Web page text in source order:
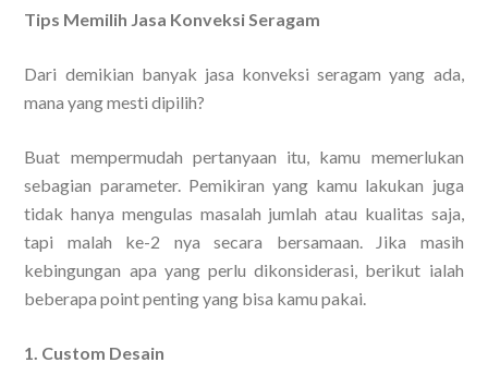
Tips Memilih Jasa Konveksi Seragam
Dari demikian banyak jasa konveksi seragam yang ada,
mana yang mesti dipilih?
Buat mempermudah pertanyaan itu, kamu memerlukan
sebagian parameter. Pemikiran yang kamu lakukan juga
tidak hanya mengulas masalah jumlah atau kualitas saja,
tapi malah ke-2 nya secara bersamaan. Jika masih
kebingungan apa yang perlu dikonsiderasi, berikut ialah
beberapa point penting yang bisa kamu pakai.
1. Custom Desain